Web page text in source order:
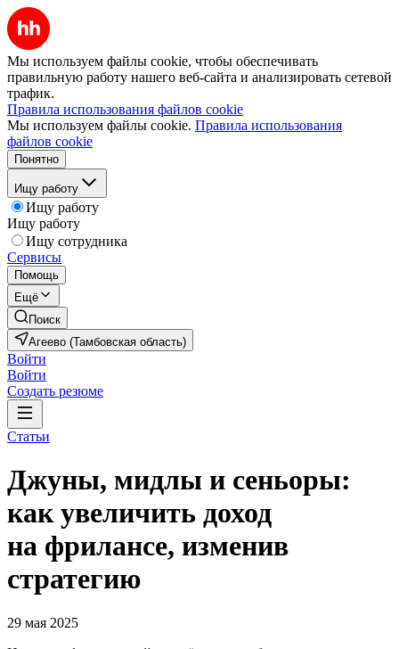
Мы используем файлы cookie, чтобы обеспечивать
правильную работу нашего веб-сайта и анализировать сетевой
трафик.
Правила использования файлов cookie
Мы используем файлы cookie. Правила использования
файлов cookie
Понятно
Ищу работу
Ищу работу
Ищу работу
Ищу сотрудника
Сервисы
Помощь
Ещё
Поиск
Агеево (Тамбовская область)
Войти
Войти
Создать резюме
Статьи
Джуны, мидлы и сеньоры:
как увеличить доход
на фрилансе, изменив
стратегию
29 мая 2025